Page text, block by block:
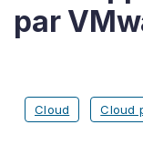
par
Cloud Cloud